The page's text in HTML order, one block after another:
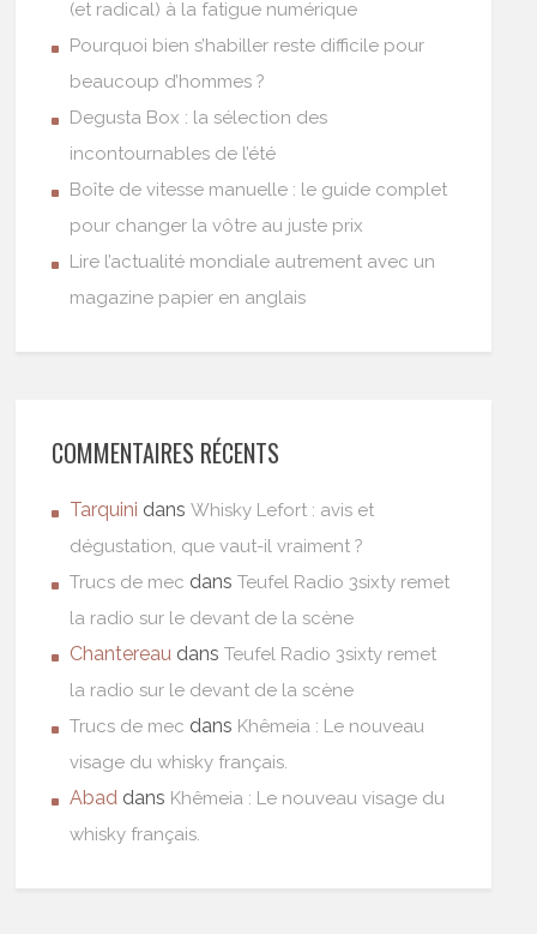
(et radical) à la fatigue numérique
Pourquoi bien s’habiller reste difficile pour
beaucoup d’hommes ?
Degusta Box : la sélection des
incontournables de l’été
Boîte de vitesse manuelle : le guide complet
pour changer la vôtre au juste prix
Lire l’actualité mondiale autrement avec un
magazine papier en anglais
COMMENTAIRES RÉCENTS
Tarquini dansWhisky Lefort : avis et
dégustation, que vaut-il vraiment ?
Trucs de mec dansTeufel Radio 3sixty remet
la radio sur le devant de la scène
Chantereau dansTeufel Radio 3sixty remet
la radio sur le devant de la scène
Trucs de mec dans Khêmeia : Le nouveau
visage du whisky français.
Abad dans Khêmeia : Le nouveau visage du
whisky français.